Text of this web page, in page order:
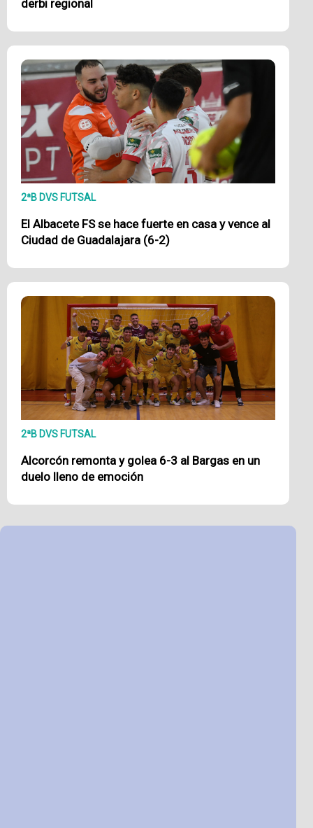
derbi regional
2ªB DVS FUTSAL
El Albacete FS se hace fuerte en casa y vence al
Ciudad de Guadalajara (6-2)
2ªB DVS FUTSAL
Alcorcón remonta y golea 6-3 al Bargas en un
duelo lleno de emoción